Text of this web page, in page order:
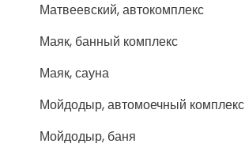
Матвеевский, автокомплекс
Маяк, банный комплекс
Маяк, сауна
Мойдодыр, автомоечный комплекс
Мойдодыр, баня